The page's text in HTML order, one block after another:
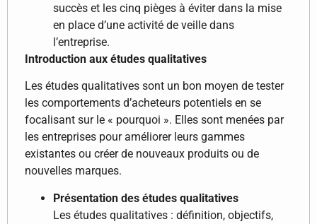
succès et les cinq pièges à éviter dans la mise
en place d’une activité de veille dans
l’entreprise.
Introduction aux études qualitatives
Les études qualitatives sont un bon moyen de tester
les comportements d’acheteurs potentiels en se
focalisant sur le « pourquoi ». Elles sont menées par
les entreprises pour améliorer leurs gammes
existantes ou créer de nouveaux produits ou de
nouvelles marques.
Présentation des études qualitatives
Les études qualitatives : définition, objectifs,